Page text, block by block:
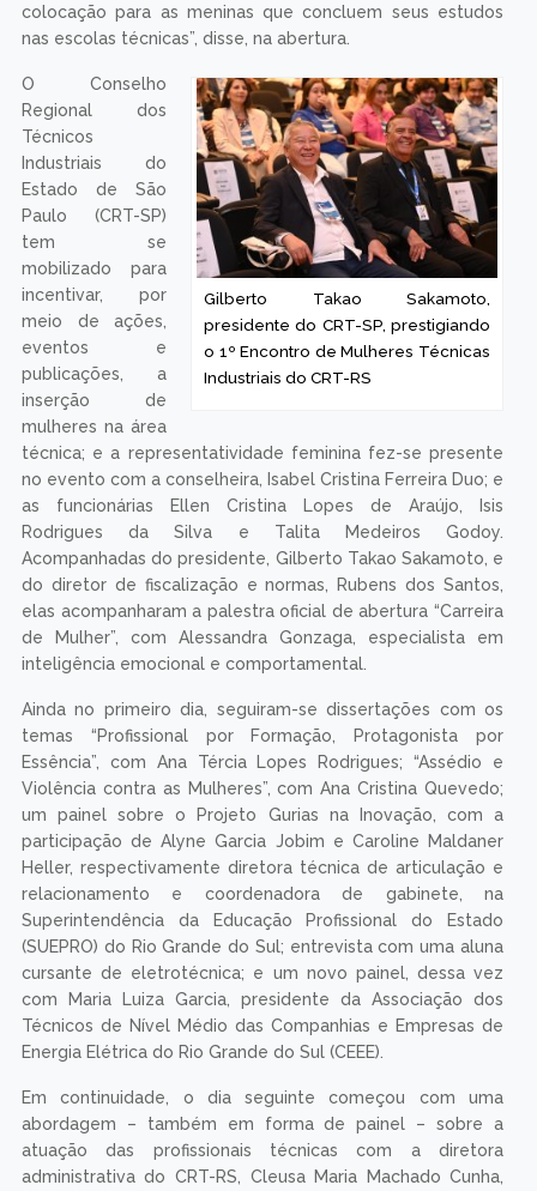
colocação para as meninas que concluem seus estudos
nas escolas técnicas”, disse, na abertura.
Gilberto Takao Sakamoto,
presidente do CRT-SP, prestigiando
o 1º Encontro de Mulheres Técnicas
Industriais do CRT-RS
O Conselho
Regional dos
Técnicos
Industriais do
Estado de São
Paulo (CRT-SP)
tem se
mobilizado para
incentivar, por
meio de ações,
eventos e
publicações, a
inserção de
mulheres na área
técnica; e a representatividade feminina fez-se presente
no evento com a conselheira, Isabel Cristina Ferreira Duo; e
as funcionárias Ellen Cristina Lopes de Araújo, Isis
Rodrigues da Silva e Talita Medeiros Godoy.
Acompanhadas do presidente, Gilberto Takao Sakamoto, e
do diretor de fiscalização e normas, Rubens dos Santos,
elas acompanharam a palestra oficial de abertura “Carreira
de Mulher”, com Alessandra Gonzaga, especialista em
inteligência emocional e comportamental.
Ainda no primeiro dia, seguiram-se dissertações com os
temas “Profissional por Formação, Protagonista por
Essência”, com Ana Tércia Lopes Rodrigues; “Assédio e
Violência contra as Mulheres”, com Ana Cristina Quevedo;
um painel sobre o Projeto Gurias na Inovação, com a
participação de Alyne Garcia Jobim e Caroline Maldaner
Heller, respectivamente diretora técnica de articulação e
relacionamento e coordenadora de gabinete, na
Superintendência da Educação Profissional do Estado
(SUEPRO) do Rio Grande do Sul; entrevista com uma aluna
cursante de eletrotécnica; e um novo painel, dessa vez
com Maria Luiza Garcia, presidente da Associação dos
Técnicos de Nível Médio das Companhias e Empresas de
Energia Elétrica do Rio Grande do Sul (CEEE).
Em continuidade, o dia seguinte começou com uma
abordagem – também em forma de painel – sobre a
atuação das profissionais técnicas com a diretora
administrativa do CRT-RS, Cleusa Maria Machado Cunha,